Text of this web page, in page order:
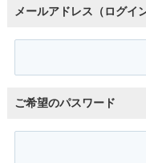
メールアドレス（ログイ
ご希望のパスワード